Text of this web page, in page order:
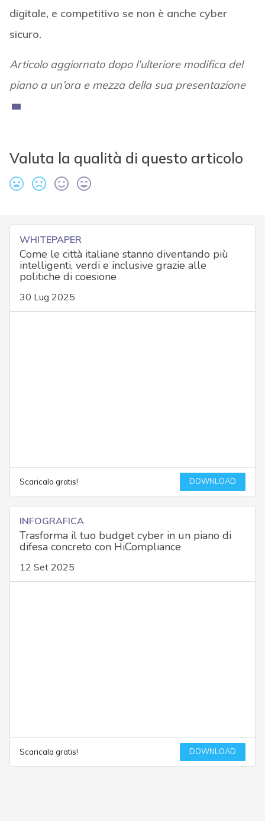
digitale, e competitivo se non è anche cyber
sicuro.
Articolo aggiornato dopo l’ulteriore modifica del
piano a un’ora e mezza della sua presentazione
Valuta la qualità di questo articolo
WHITEPAPER
Come le città italiane stanno diventando più
intelligenti, verdi e inclusive grazie alle
politiche di coesione
30 Lug 2025
Scaricalo gratis! DOWNLOAD
INFOGRAFICA
Trasforma il tuo budget cyber in un piano di
difesa concreto con HiCompliance
12 Set 2025
Scaricala gratis! DOWNLOAD